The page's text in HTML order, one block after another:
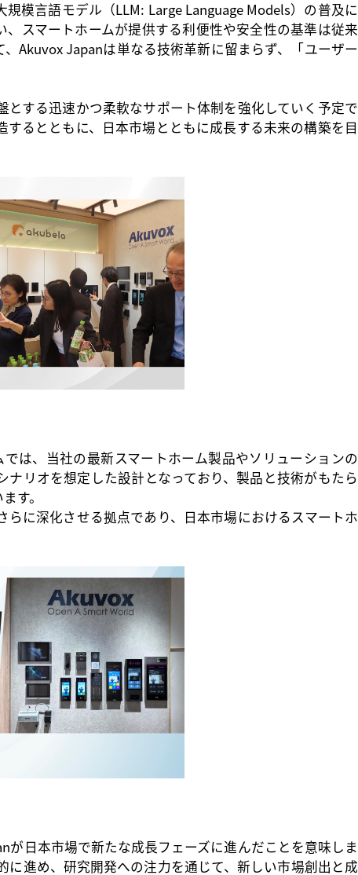
規模言語モデル（LLM: Large Language Models）の普及に
スマートホームが提供する利便性や安全性の基準は従来
Akuvox Japanは単なる技術革新に留まらず、「ユーザー
する迅速かつ柔軟なサポート体制を強化していく予定で
るとともに、日本市場とともに成長する未来の構築を目
は、当社の最新スマートホーム製品やソリューションの
リオを想定した設計となっており、製品と技術がもたら
す。
に深化させる拠点であり、日本市場におけるスマートホ
が日本市場で新たな成長フェーズに進んだことを意味しま
進め、研究開発への注力を通じて、新しい市場創出と成